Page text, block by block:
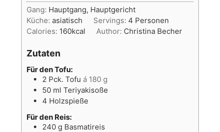
Gang: Hauptgang, Hauptgericht
Küche: asiatisch Servings: 4 Personen
Calories: 160kcal Author: Christina Becher
Zutaten
Für den Tofu:
2 Pck. Tofu á 180 g
50 ml Teriyakisoße
4 Holzspieße
Für den Reis:
240 g Basmatireis